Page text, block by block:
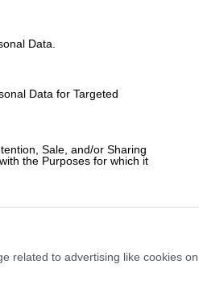
Data.
Data for Targeted
Sale, and/or Sharing
the Purposes for which it
related to advertising like cookies on
μείωσης των
τον κορονοϊό
ξανά εφέτος και
το 2024 από 3,3%
για να
από 3,4% το 2022
1,1% το 2024. Η
που αναμένεται να